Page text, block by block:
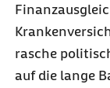
rasche
auf die lange